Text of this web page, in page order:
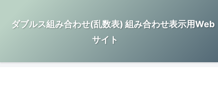
ダブルス組み合わせ(乱数表) 組み合わせ表示用Web
サイト